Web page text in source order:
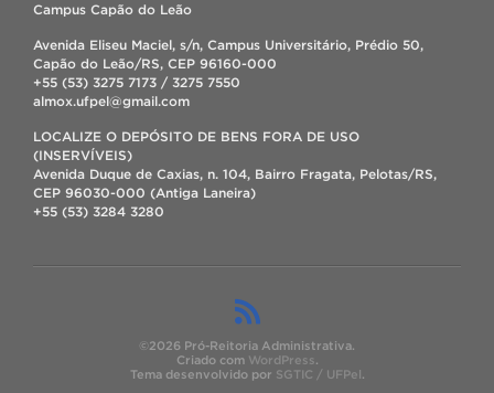
Campus Capão do Leão
Avenida Eliseu Maciel, s/n, Campus Universitário, Prédio 50,
Capão do Leão/RS, CEP 96160-000
+55 (53) 3275 7173 / 3275 7550
almox.ufpel@gmail.com
LOCALIZE O DEPÓSITO DE BENS FORA DE USO
(INSERVÍVEIS)
Avenida Duque de Caxias, n. 104, Bairro Fragata, Pelotas/RS,
CEP 96030-000 (Antiga Laneira)
+55 (53) 3284 3280
©2026 Pró-Reitoria Administrativa.
Criado com WordPress.
Tema desenvolvido por SGTIC / UFPel.